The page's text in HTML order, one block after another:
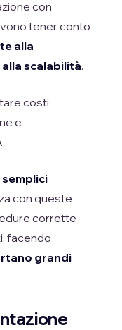
con
tener conto
alla
scalabilità.
costi
e
con queste
corrette
facendo
grandi